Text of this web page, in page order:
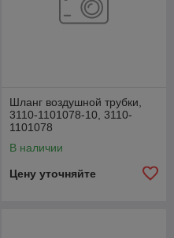
Шланг воздушной трубки,
3110-1101078-10, 3110-
1101078
В наличии
Цену уточняйте